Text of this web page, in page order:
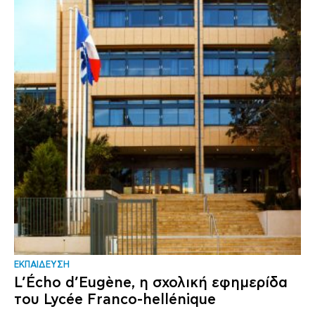
ΕΚΠΑΙΔΕΥΣΗ
L’Écho d’Eugène, η σχολική εφημερίδα
του Lycée Franco-hellénique